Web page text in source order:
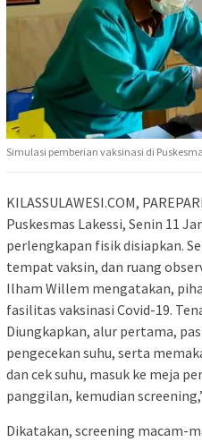
Simulasi pemberian vaksinasi di
KILASSULAWESI.COM,
Puskesmas Lakessi, Senin 11
perlengkapan fisik disiapkan.
tempat vaksin, dan ruang
Ilham Willem mengatakan,
fasilitas vaksinasi Covid-19.
Diungkapkan, alur pertama,
pengecekan suhu, serta
dan cek suhu, masuk ke meja
panggilan, kemudian
Dikatakan, screening macam-